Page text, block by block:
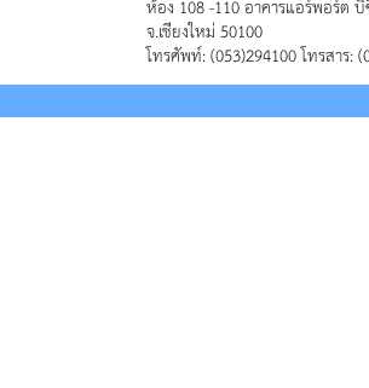
ห้อง 108 -110 อาคารแอร์พอร์ต
จ.เชียงใหม่ 50100
โทรศัพท์: (053)294100 โทรสาร: